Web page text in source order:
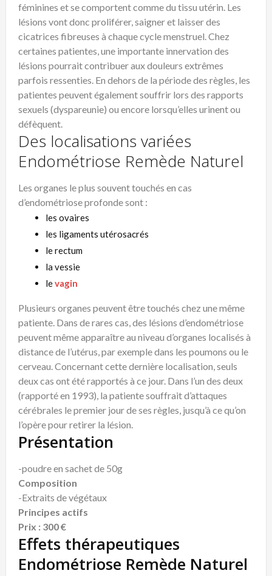
féminines et se comportent comme du tissu utérin. Les
lésions vont donc proliférer, saigner et laisser des
cicatrices fibreuses à chaque cycle menstruel. Chez
certaines patientes, une importante innervation des
lésions pourrait contribuer aux douleurs extrêmes
parfois ressenties. En dehors de la période des règles, les
patientes peuvent également souffrir lors des rapports
sexuels (dyspareunie) ou encore lorsqu’elles urinent ou
défèquent.
Des localisations variées
Endométriose Remède Naturel
Les organes le plus souvent touchés en cas
d’endométriose profonde sont :
les ovaires
les ligaments utérosacrés
le rectum
la vessie
levagin
Plusieurs organes peuvent être touchés chez une même
patiente. Dans de rares cas, des lésions d’endométriose
peuvent même apparaître au niveau d’organes localisés à
distance de l’utérus, par exemple dans les poumons ou le
cerveau. Concernant cette dernière localisation, seuls
deux cas ont été rapportés à ce jour. Dans l’un des deux
(rapporté en 1993), la patiente souffrait d’attaques
cérébrales le premier jour de ses règles, jusqu’à ce qu’on
l’opère pour retirer la lésion.
Présentation
-poudre en sachet de 50g
Composition
-Extraits de végétaux
Principes actifs
Prix : 300 €
Effets thérapeutiques
Endométriose Remède Naturel